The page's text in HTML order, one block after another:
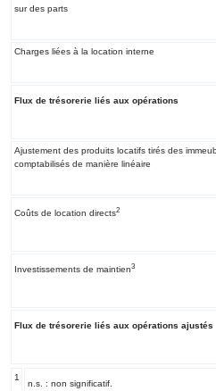
sur des parts
Charges liées à la location interne
Flux de trésorerie liés aux opérations
Ajustement des produits locatifs tirés des
comptabilisés de manière linéaire
Coûts de location directs2
Investissements de maintien3
Flux de trésorerie liés aux opérations ajustés
1
n.s. : non significatif.